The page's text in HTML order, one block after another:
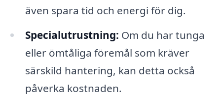
även spara tid och energi för dig.
Specialutrustning: Om du har tunga
eller ömtåliga föremål som kräver
särskild hantering, kan detta också
påverka kostnaden.